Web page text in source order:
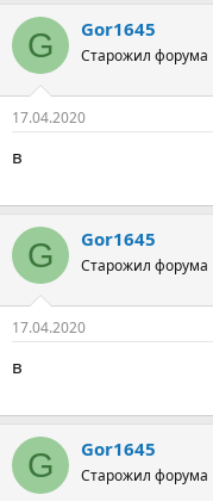
G Gor1645
Старожил форума
17.04.2020
в
G Gor1645
Старожил форума
17.04.2020
в
G Gor1645
Старожил форума